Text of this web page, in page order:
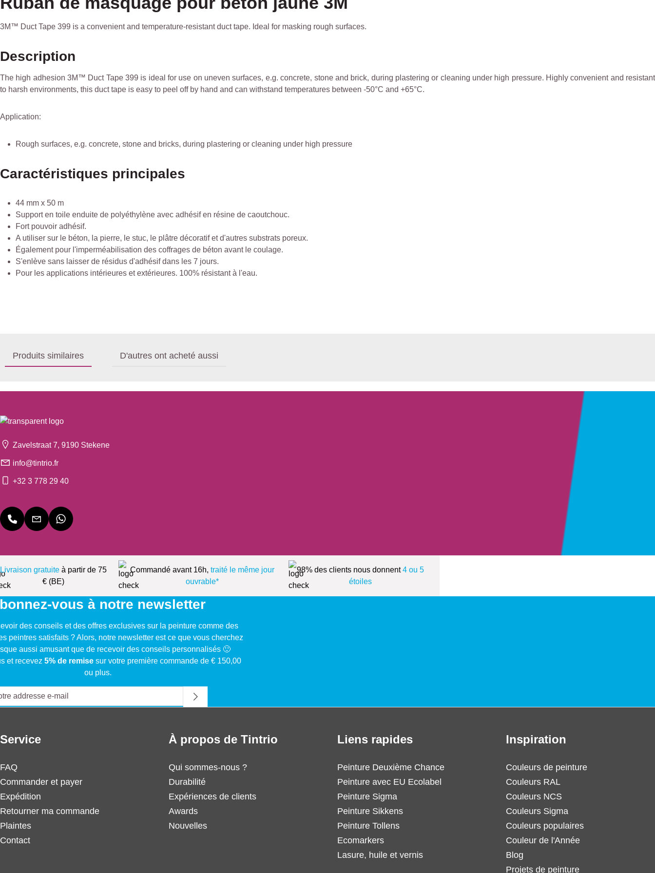
3M™ Duct Tape 399 is a convenient and temperature-resistant duct tape. Ideal for masking rough surfaces.
Description
The high adhesion 3M™ Duct Tape 399 is ideal for use on uneven surfaces, e.g. concrete, stone and brick, during plastering or cleaning under high pressure. Highly convenient and resistant
to harsh environments, this duct tape is easy to peel off by hand and can withstand temperatures between -50°C and +65°C.
Application:
Rough surfaces, e.g. concrete, stone and bricks, during plastering or cleaning under high pressure
Caractéristiques principales
44 mm x 50 m
Support en toile enduite de polyéthylène avec adhésif en résine de caoutchouc.
Fort pouvoir adhésif.
A utiliser sur le béton, la pierre, le stuc, le plâtre décoratif et d'autres substrats poreux.
Également pour l'imperméabilisation des coffrages de béton avant le coulage.
S'enlève sans laisser de résidus d'adhésif dans les 7 jours.
Pour les applications intérieures et extérieures. 100% résistant à l'eau.
Produits similaires D'autres ont acheté aussi
Zavelstraat 7, 9190 Stekene
info@tintrio.fr
+32 3 778 29 40
Livraison gratuiteà partir de 75
€ (BE)
Commandé avant 16h, traité le même jour
ouvrable*
98% des clients nous donnent4 ou 5
étoiles
vous à notre newsletter
des conseils et des offres exclusives sur la peinture comme des
peintres satisfaits ? Alors, notre newsletter est ce que vous cherchez
aussi amusant que de recevoir des conseils personnalisés 🙂
et recevez 5% de remisesur votre première commande de € 150,00
ou plus.
Service
FAQ
Commander et payer
Expédition
Retourner ma commande
Plaintes
Contact
À propos de Tintrio
Qui sommes-nous ?
Durabilité
Expériences de clients
Awards
Nouvelles
Liens rapides
Peinture Deuxième Chance
Peinture avec EU Ecolabel
Peinture Sigma
Peinture Sikkens
Peinture Tollens
Ecomarkers
Lasure, huile et vernis
Inspiration
Couleurs de peinture
Couleurs RAL
Couleurs NCS
Couleurs Sigma
Couleurs populaires
Couleur de l'Année
Blog
Projets de peinture